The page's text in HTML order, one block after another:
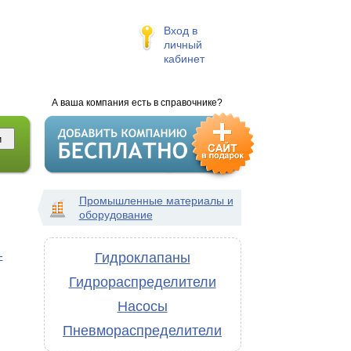
Вход в
личный
кабинет
А ваша компания есть в справочнике?
Промышленные материалы и
оборудование
Гидроклапаны
Гидрораспределители
Насосы
Пневмораспределители